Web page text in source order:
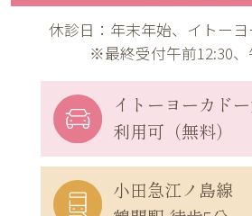
休診日：年末年始、イトー
※最終受付午前12:30、
イトーヨーカドー
利用可（無料）
小田急江ノ島線